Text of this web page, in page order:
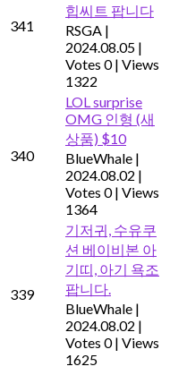
341
힙씨트 팝니다
RSGA |
2024.08.05 |
Votes 0 | Views
1322
340
LOL surprise
OMG 인형 (새
상품) $10
BlueWhale |
2024.08.02 |
Votes 0 | Views
1364
339
기저귀, 수유쿠
션 베이비본 아
기띠, 아기 욕조
팝니다.
BlueWhale |
2024.08.02 |
Votes 0 | Views
1625